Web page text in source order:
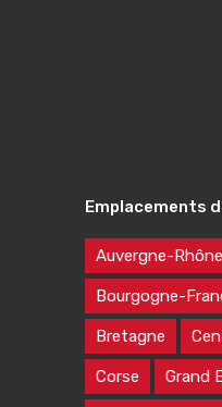
Emplacements
Auvergne-
Bourgogne-
Bretagne
Corse Grand